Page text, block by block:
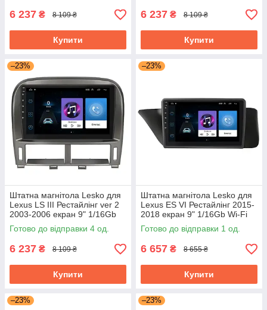
6 237 ₴ 8 109 ₴
Купити
6 237 ₴ 8 109 ₴
Купити
–23%
Штатна магнітола Lesko для
Lexus LS III Рестайлінг ver 2
2003-2006 екран 9" 1/16Gb
Wi-Fi GPS Base
Готово до відправки 4 од.
6 237 ₴ 8 109 ₴
Купити
–23%
Штатна магнітола Lesko для
Lexus ES VI Рестайлінг 2015-
2018 екран 9" 1/16Gb Wi-Fi
GPS Base
Готово до відправки 1 од.
6 657 ₴ 8 655 ₴
Купити
–23% –23%